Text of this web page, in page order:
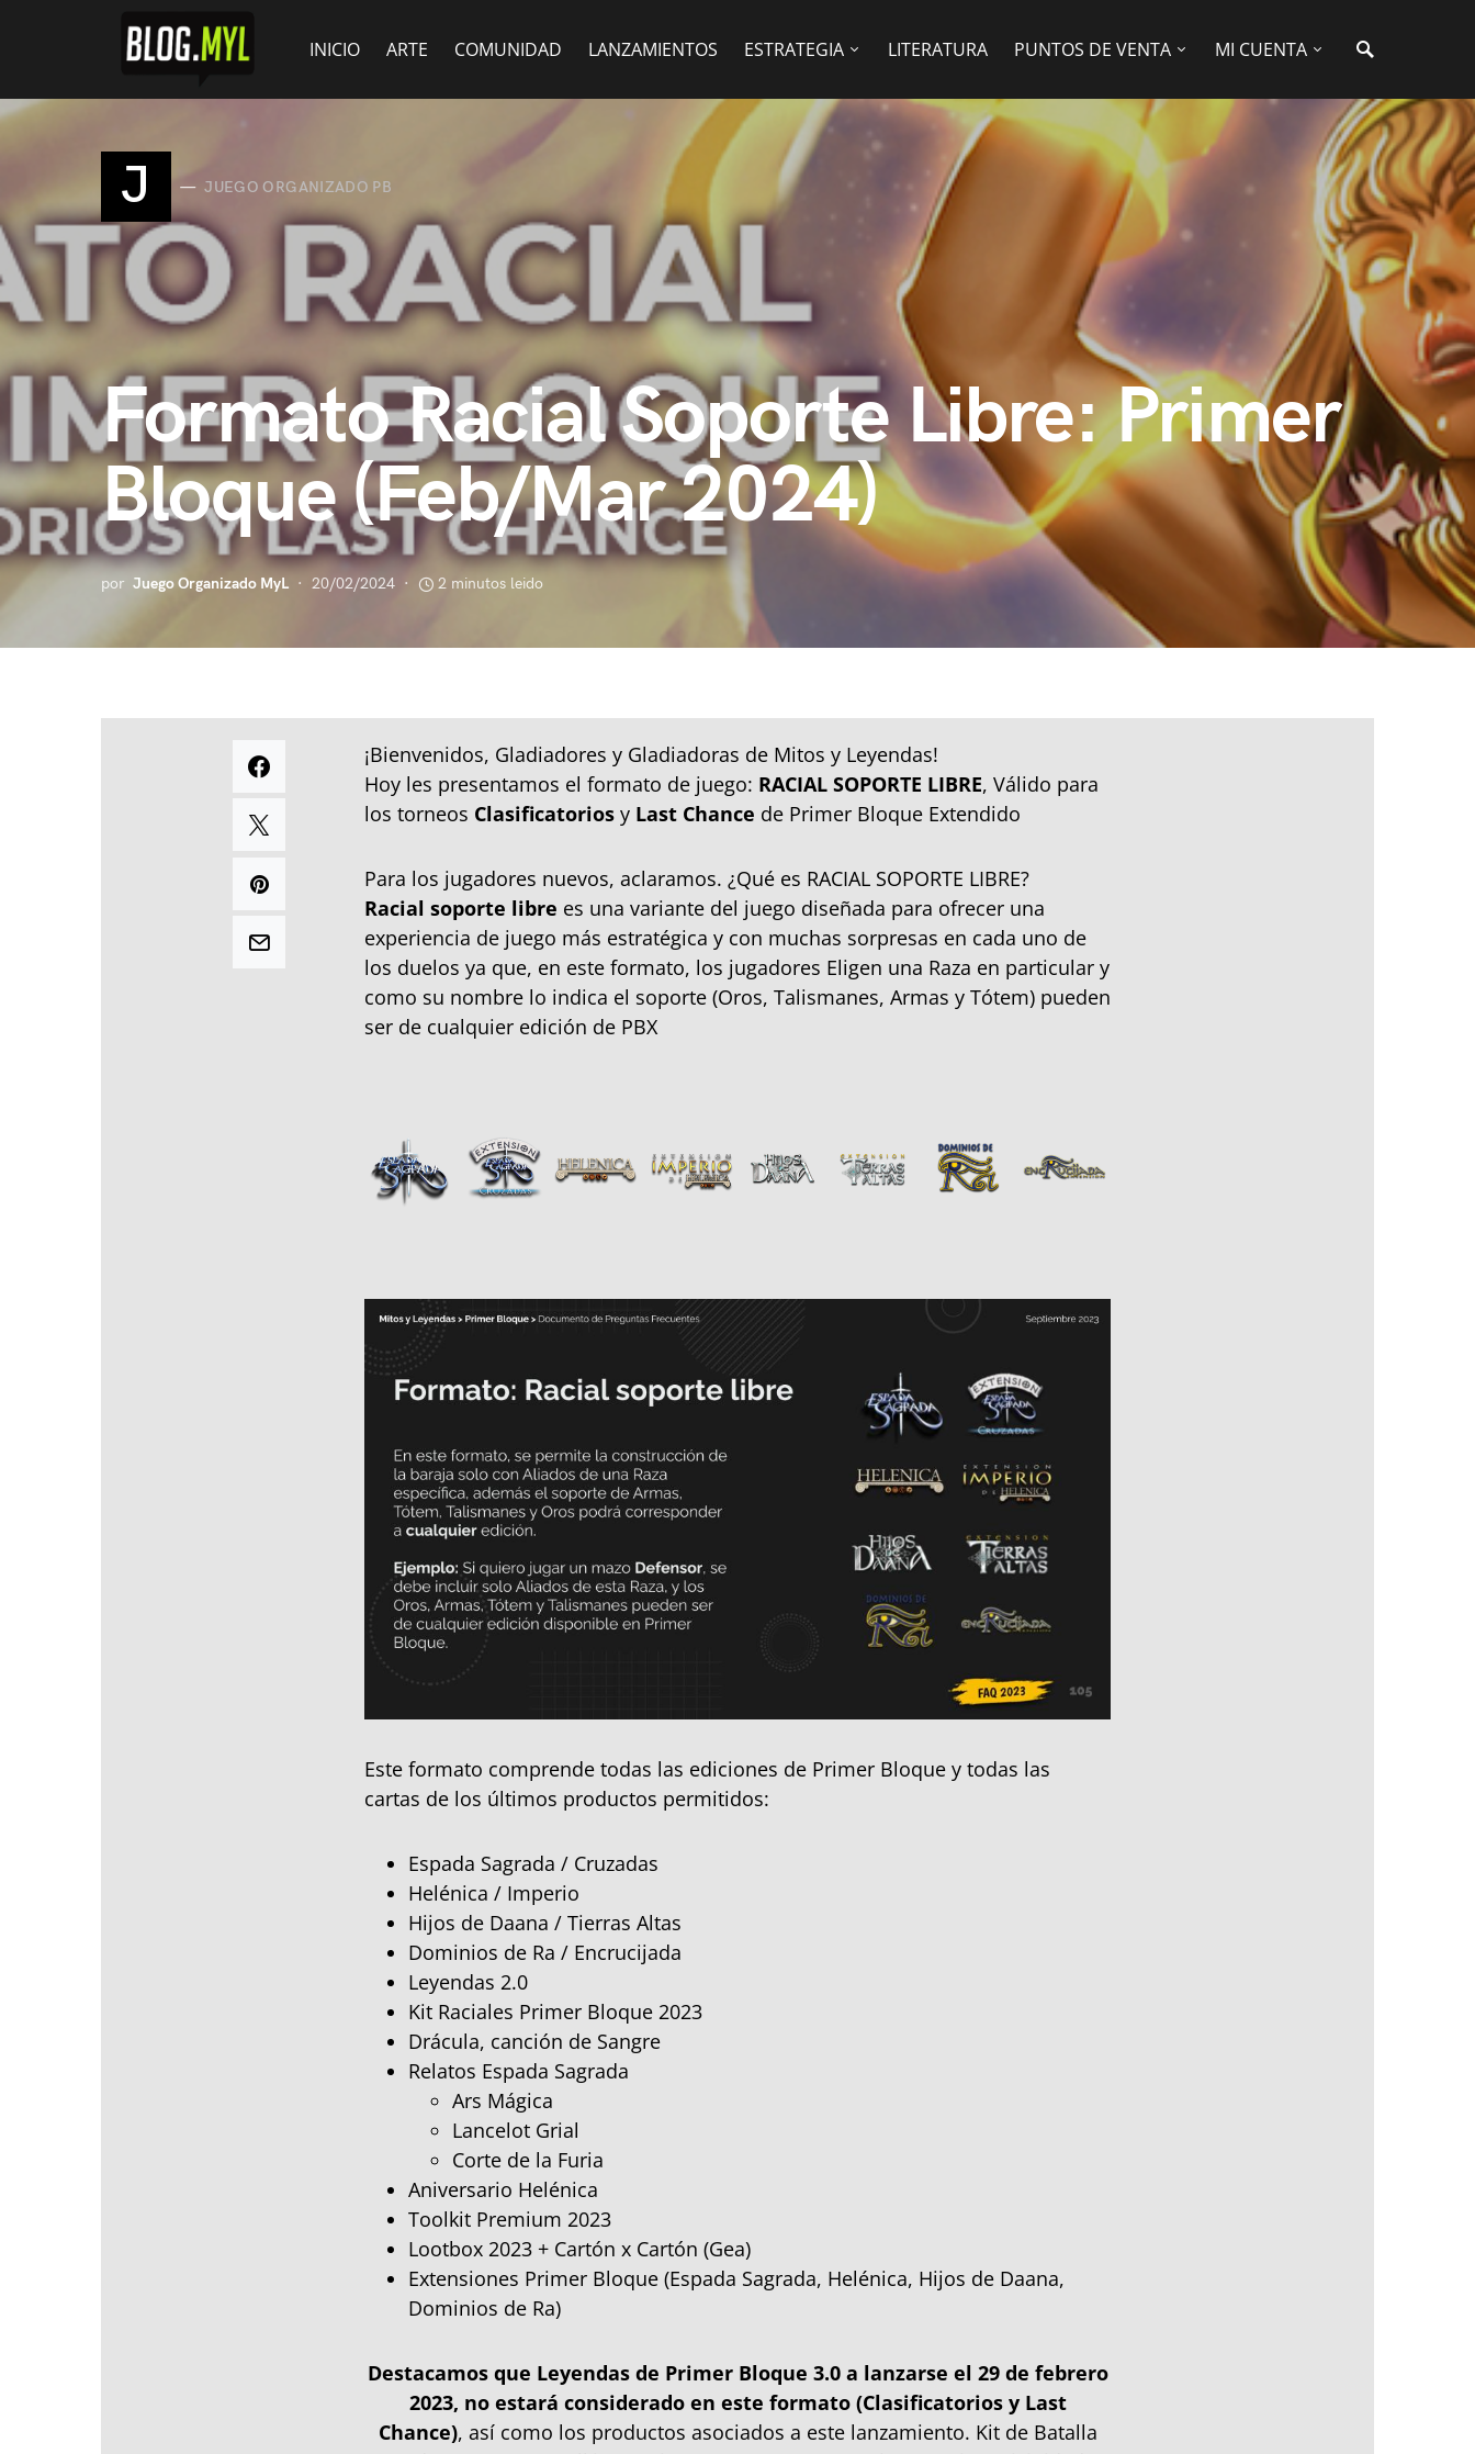
INICIO ARTE COMUNIDAD LANZAMIENTOS ESTRATEGIA LITERATURA PUNTOS DE VENTA MI CUENTA
J JUEGO ORGANIZADO PB
Formato Racial Soporte Libre: Primer
Bloque (Feb/Mar 2024)
por Juego Organizado MyL 20/02/2024 2 minutos leido
¡Bienvenidos, Gladiadores y Gladiadoras de Mitos y Leyendas!
Hoy les presentamos el formato de juego: RACIAL SOPORTE LIBRE, Válido para
los torneos Clasificatorios y Last Chance de Primer Bloque Extendido
Para los jugadores nuevos, aclaramos. ¿Qué es RACIAL SOPORTE LIBRE?
Racial soporte libre es una variante del juego diseñada para ofrecer una
experiencia de juego más estratégica y con muchas sorpresas en cada uno de
los duelos ya que, en este formato, los jugadores Eligen una Raza en particular y
como su nombre lo indica el soporte (Oros, Talismanes, Armas y Tótem) pueden
ser de cualquier edición de PBX
Este formato comprende todas las ediciones de Primer Bloque y todas las
cartas de los últimos productos permitidos:
Espada Sagrada / Cruzadas
Helénica / Imperio
Hijos de Daana / Tierras Altas
Dominios de Ra / Encrucijada
Leyendas 2.0
Kit Raciales Primer Bloque 2023
Drácula, canción de Sangre
Relatos Espada Sagrada
Ars Mágica
Lancelot Grial
Corte de la Furia
Aniversario Helénica
Toolkit Premium 2023
Lootbox 2023 + Cartón x Cartón (Gea)
Extensiones Primer Bloque (Espada Sagrada, Helénica, Hijos de Daana,
Dominios de Ra)
Destacamos que Leyendas de Primer Bloque 3.0 a lanzarse el 29 de febrero
2023, no estará considerado en este formato (Clasificatorios y Last
Chance), así como los productos asociados a este lanzamiento. Kit de Batalla